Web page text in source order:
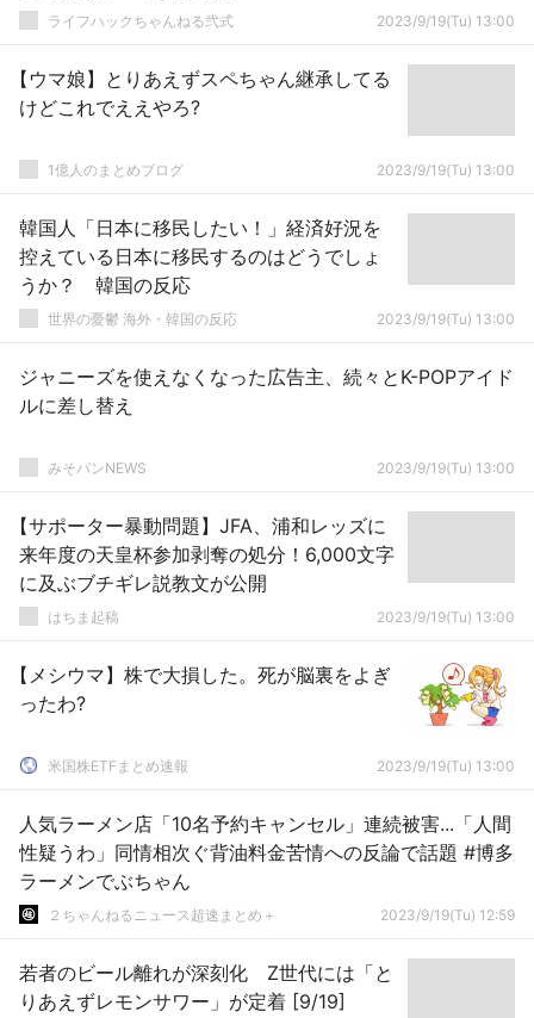
ライフハックちゃんねる弐式 2023/9/19(Tu) 13:00
【ウマ娘】とりあえずスペちゃん継承してる
けどこれでええやろ?
1億人のまとめブログ 2023/9/19(Tu) 13:00
韓国人「日本に移民したい！」経済好況を
控えている日本に移民するのはどうでしょ
うか？ 韓国の反応
世界の憂鬱 海外・韓国の反応 2023/9/19(Tu) 13:00
ジャニーズを使えなくなった広告主、続々とK-POPアイド
ルに差し替え
みそパンNEWS 2023/9/19(Tu) 13:00
【サポーター暴動問題】JFA、浦和レッズに
来年度の天皇杯参加剥奪の処分！6,000文字
に及ぶブチギレ説教文が公開
はちま起稿 2023/9/19(Tu) 13:00
【メシウマ】株で大損した。死が脳裏をよぎ
ったわ?
米国株ETFまとめ速報 2023/9/19(Tu) 13:00
人気ラーメン店「10名予約キャンセル」連続被害...「人間
性疑うわ」同情相次ぐ背油料金苦情への反論で話題 #博多
ラーメンでぶちゃん
２ちゃんねるニュース超速まとめ＋ 2023/9/19(Tu) 12:59
若者のビール離れが深刻化 Z世代には「と
りあえずレモンサワー」が定着 [9/19]